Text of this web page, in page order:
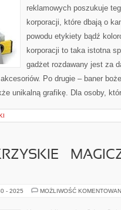
reklamowych poszukuje
korporacji, które dbają o
powodu etykiety bądź
korporacji to taka istotna
gadżet rozdawany jest za
Po drugie – baner
unikalną grafikę. Dla osoby,
–
- 2025 MOŻLIWOŚĆ